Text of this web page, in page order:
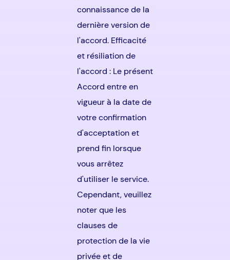
connaissance de la
dernière version de
l'accord. Efficacité
et résiliation de
l'accord : Le présent
Accord entre en
vigueur à la date de
votre confirmation
d'acceptation et
prend fin lorsque
vous arrêtez
d'utiliser le service.
Cependant, veuillez
noter que les
clauses de
protection de la vie
privée et de